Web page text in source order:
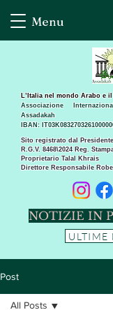
Menu
Sito registrato dal
R.G.V. 8468\2024 Reg.
Proprietario Talal Khrais
Direttore Responsabile
L’Italia nel mondo Arabo e
Associazione
Assadakah
IBAN:
NOTIZIE IN
ULTIME
Post
All Posts